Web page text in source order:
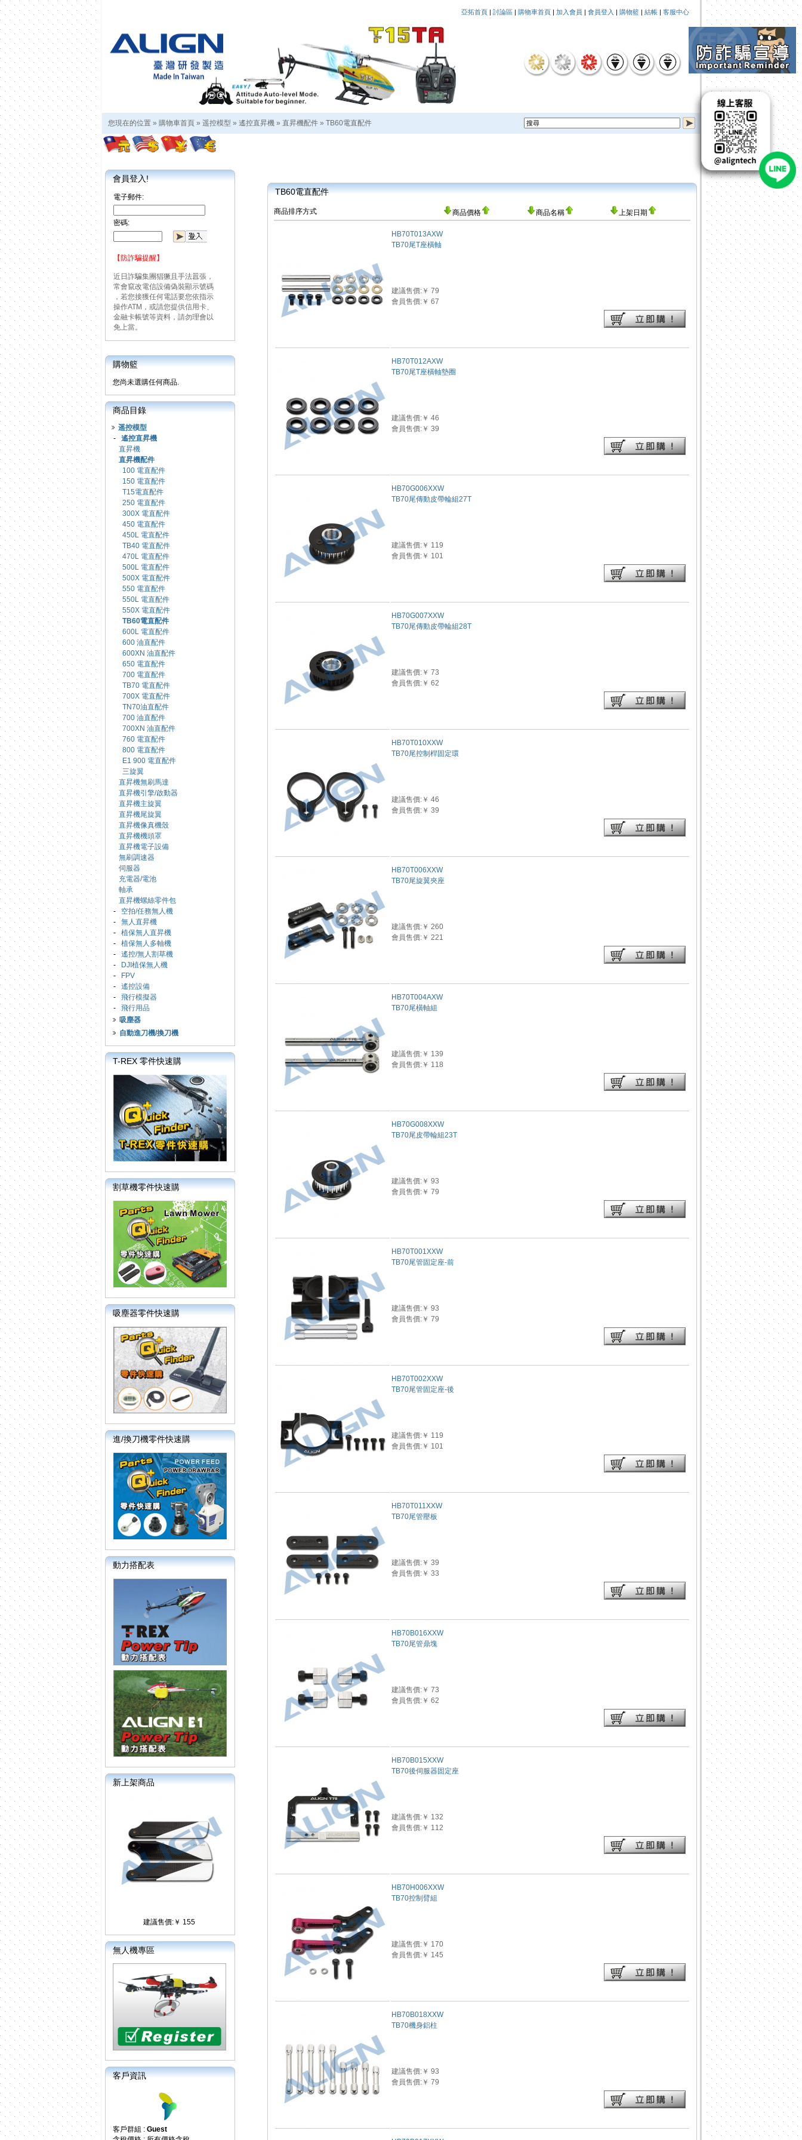
亞拓首頁 | 討論區 | 購物車首頁 | 加入會員 | 會員登入 | 購物籃 | 結帳 | 客服中心
您現在的位置 » 購物車首頁 » 遥控模型 » 遙控直昇機 » 直昇機配件 » TB60電直配件
會員登入!
電子郵件:
密碼:
【防詐騙提醒】
近日詐騙集團猖獗且手法囂張，
常會竄改電信設備偽裝顯示號碼
，若您接獲任何電話要您依指示
操作ATM，或請您提供信用卡、
金融卡帳號等資料，請勿理會以
免上當。
購物籃
您尚未選購任何商品.
商品目錄
遥控模型
- 遙控直昇機
直昇機
直昇機配件
100 電直配件
150 電直配件
T15電直配件
250 電直配件
300X 電直配件
450 電直配件
450L 電直配件
TB40 電直配件
470L 電直配件
500L 電直配件
500X 電直配件
550 電直配件
550L 電直配件
550X 電直配件
TB60電直配件
600L 電直配件
600 油直配件
600XN 油直配件
650 電直配件
700 電直配件
TB70 電直配件
700X 電直配件
TN70油直配件
700 油直配件
700XN 油直配件
760 電直配件
800 電直配件
E1 900 電直配件
三旋翼
直昇機無刷馬達
直昇機引擎/啟動器
直昇機主旋翼
直昇機尾旋翼
直昇機像真機殼
直昇機機頭罩
直昇機電子設備
無刷調速器
伺服器
充電器/電池
軸承
直昇機螺絲零件包
- 空拍/任務無人機
- 無人直昇機
- 植保無人直昇機
- 植保無人多軸機
- 遙控/無人割草機
-
DJI植保無人機
-
FPV
- 遙控設備
- 飛行模擬器
- 飛行用品
吸塵器
自動進刀機/換刀機
T-REX 零件快速購
割草機零件快速購
吸塵器零件快速購
進/換刀機零件快速購
動力搭配表
新上架商品
建議售價:￥ 155
無人機專區
客戶資訊
客戶群組 : Guest
TB60電直配件
商品排序方式 商品價格 商品名稱 上架日期
HB70T013AXW
TB70尾T座橫軸
建議售價:￥ 79
會員售價:￥ 67
HB70T012AXW
TB70尾T座橫軸墊圈
建議售價:￥ 46
會員售價:￥ 39
HB70G006XXW
TB70尾傳動皮帶輪組27T
建議售價:￥ 119
會員售價:￥ 101
HB70G007XXW
TB70尾傳動皮帶輪組28T
建議售價:￥ 73
會員售價:￥ 62
HB70T010XXW
TB70尾控制桿固定環
建議售價:￥ 46
會員售價:￥ 39
HB70T006XXW
TB70尾旋翼夾座
建議售價:￥ 260
會員售價:￥ 221
HB70T004AXW
TB70尾橫軸組
建議售價:￥ 139
會員售價:￥ 118
HB70G008XXW
TB70尾皮帶輪組23T
建議售價:￥ 93
會員售價:￥ 79
HB70T001XXW
TB70尾管固定座-前
建議售價:￥ 93
會員售價:￥ 79
HB70T002XXW
TB70尾管固定座-後
建議售價:￥ 119
會員售價:￥ 101
HB70T011XXW
TB70尾管壓板
建議售價:￥ 39
會員售價:￥ 33
HB70B016XXW
TB70尾管鼎塊
建議售價:￥ 73
會員售價:￥ 62
HB70B015XXW
TB70後伺服器固定座
建議售價:￥ 132
會員售價:￥ 112
HB70H006XXW
TB70控制臂組
建議售價:￥ 170
會員售價:￥ 145
HB70B018XXW
TB70機身鋁柱
建議售價:￥ 93
會員售價:￥ 79